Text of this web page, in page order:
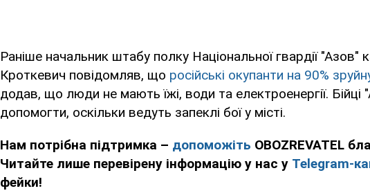
Раніше начальник штабу полку Національної гвардії "Азов"
Кроткевич повідомляв, що російські окупанти на 90%
додав, що люди не мають їжі, води та електроенергії.
допомогти, оскільки ведуть запеклі бої у місті.
Нам потрібна підтримка – допоможіть OBOZREVATEL
Читайте лише перевірену інформацію у нас у Telegram-
фейки!